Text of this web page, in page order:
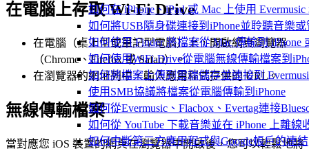
如何在 iPhone、iPad 或 Mac 上使用
如何將USB隨身碟連接到iPhone並聆聽音樂
如何使用 Finder 將檔案從 Mac 傳輸到 iPhone
如何使用WiFi-Drive從電腦無線傳輸檔案到
如何將檔案上傳到雲端儲存並連接到
使用SMB協議將檔案從電腦傳輸到iPhone
如何從Evermusic、Flacbox、Evertag連接
如何從 YouTube 下載音樂並在 iPhone 上離線
如何中斷第三方應用程式與Google帳戶的連結
在電腦上存取 Wi-Fi Drive
在電腦（桌上型或筆記型電腦）上，開啟網頁瀏覽器
（Chrome、Firefox 或 Safari）。
在瀏覽器的網址列中，輸入應用程式提供的 URL。
無線傳輸檔案
當對應您 iOS 裝置的網頁在瀏覽器中開啟後，您可以輕鬆地將